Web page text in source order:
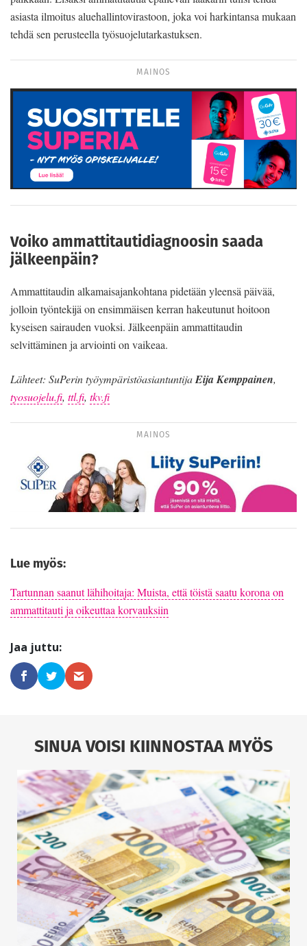
asiasta ilmoitus aluehallintovirastoon, jo­ka voi harkintansa mukaan
tehdä sen perusteella työ­suojelutarkastuksen.
MAINOS
Voiko ammattitautidiagnoosin saada
jälkeenpäin?
Ammattitaudin alkamaisajankohtana pidetään yleen­sä päivää,
jolloin työntekijä on ensimmäisen kerran hakeutunut hoitoon
kyseisen sairauden vuoksi. Jäl­keenpäin ammattitaudin
selvittäminen ja arviointi on vaikeaa.
Lähteet: SuPerin työympäristöasiantuntijaEija Kemppainen,
tyosuojelu.fi, ttl.fi, tkv.fi
MAINOS
Lue myös:
Tartunnan saanut lähihoitaja: Muista, että töistä saatu korona on
ammattitauti ja oikeuttaa korvauksiin
SINUA VOISI KIINNOSTAA MYÖS